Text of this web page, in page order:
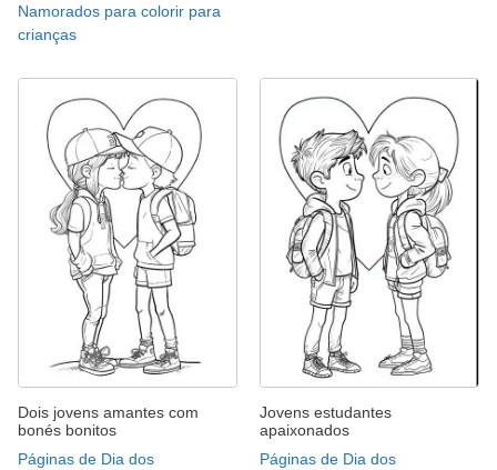
Namorados para colorir para
crianças
Dois jovens amantes com
bonés bonitos
Páginas de Dia dos
Jovens estudantes
apaixonados
Páginas de Dia dos